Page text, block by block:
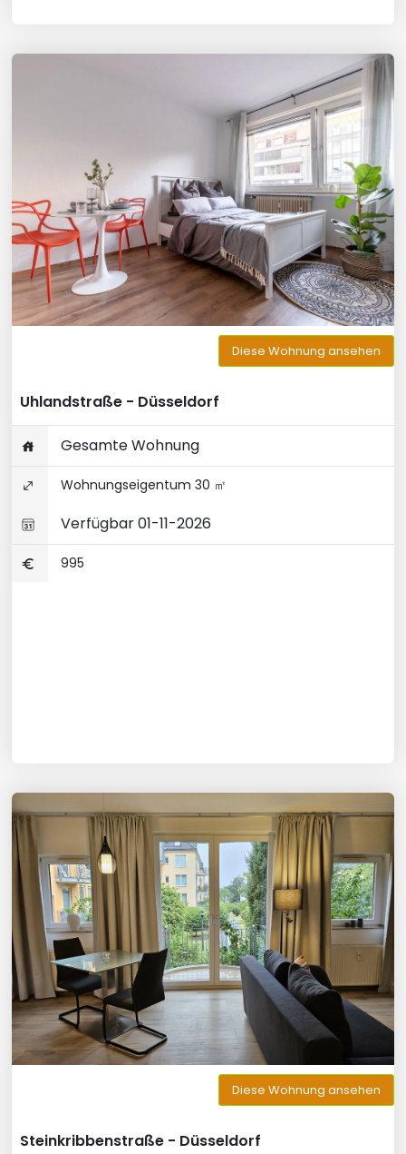
Diese Wohnung ansehen
Uhlandstraße - Düsseldorf
Gesamte Wohnung
Wohnungseigentum 30 ㎡
Verfügbar 01-11-2026
995
Diese Wohnung ansehen
Steinkribbenstraße - Düsseldorf